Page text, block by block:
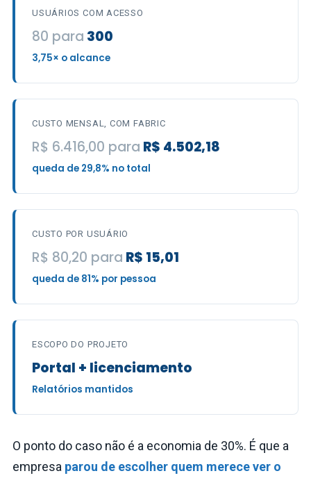
USUÁRIOS COM ACESSO
80 para 300
3,75× o alcance
CUSTO MENSAL, COM FABRIC
R$ 6.416,00 para R$ 4.502,18
queda de 29,8% no total
CUSTO POR USUÁRIO
R$ 80,20 para R$ 15,01
queda de 81% por pessoa
ESCOPO DO PROJETO
Portal + licenciamento
Relatórios mantidos
O ponto do caso não é a economia de 30%. É que a
empresa parou de escolher quem merece ver o